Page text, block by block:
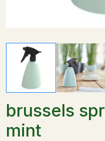
brussels
mint